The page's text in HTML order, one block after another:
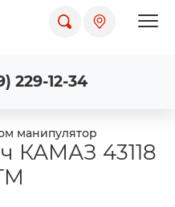
229-12-34
манипулятор
КАМАЗ 43118